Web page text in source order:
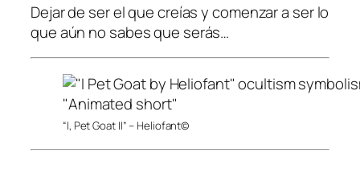
Dejar de ser el que creías y comenzar a ser lo
que aún no sabes que serás…
“I, Pet Goat II” – Heliofant©